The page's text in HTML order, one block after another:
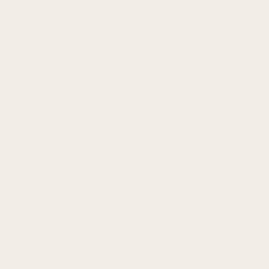
خود را سریع‌تر پیدا کنید.